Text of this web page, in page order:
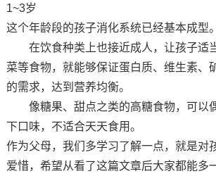
1~3岁
这个年龄段的孩子消化系统已经基本成型。
在饮食种类上也接近成人，让孩子适
菜等食物，就能够保证蛋白质、维生素、
的需求，达到营养均衡。
像糖果、甜点之类的高糖食物，可以
下口味，不适合天天食用。
作为父母，我们多学习了解一点，就是对
爱惜，希望从看了这篇文章后大家都能多